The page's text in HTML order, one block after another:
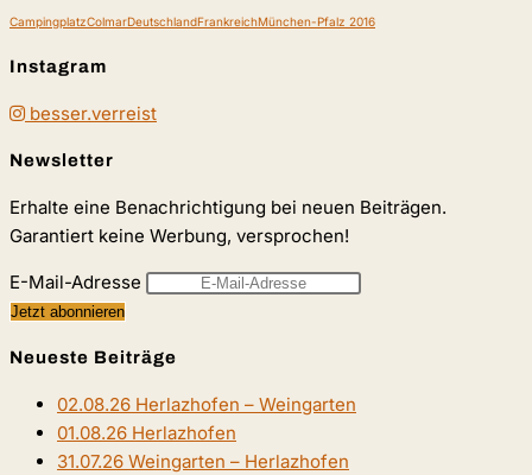
CampingplatzColmarDeutschlandFrankreichMünchen-Pfalz 2016
Instagram
besser.verreist
Newsletter
Erhalte eine Benachrichtigung bei neuen Beiträgen.
Garantiert keine Werbung, versprochen!
E-Mail-Adresse
Neueste Beiträge
02.08.26 Herlazhofen – Weingarten
01.08.26 Herlazhofen
31.07.26 Weingarten – Herlazhofen